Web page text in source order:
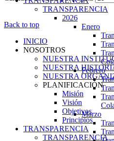
TRANSPARENCIA
2026
Enero
Febrero
Marzo
Back to top
INICIO
NOSOTROS
NUESTRA
NUESTRA
NUESTRA
PLANIFICACIÓN
Misión
Visión
Objetivos
Principios
TRANSPARENCIA
TRANSPARENCIA